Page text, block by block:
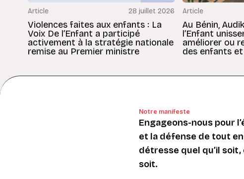
Article 28 juillet 2026
Violences faites aux enfants : La
Voix De l’Enfant a participé
activement à la stratégie nationale
remise au Premier ministre
Article
Au Bénin,
l’Enfant
améliorer ou
des enfants
Notre manifeste
Engageons-nous pour
et la défense de tout
détresse quel qu’il soit,
soit.